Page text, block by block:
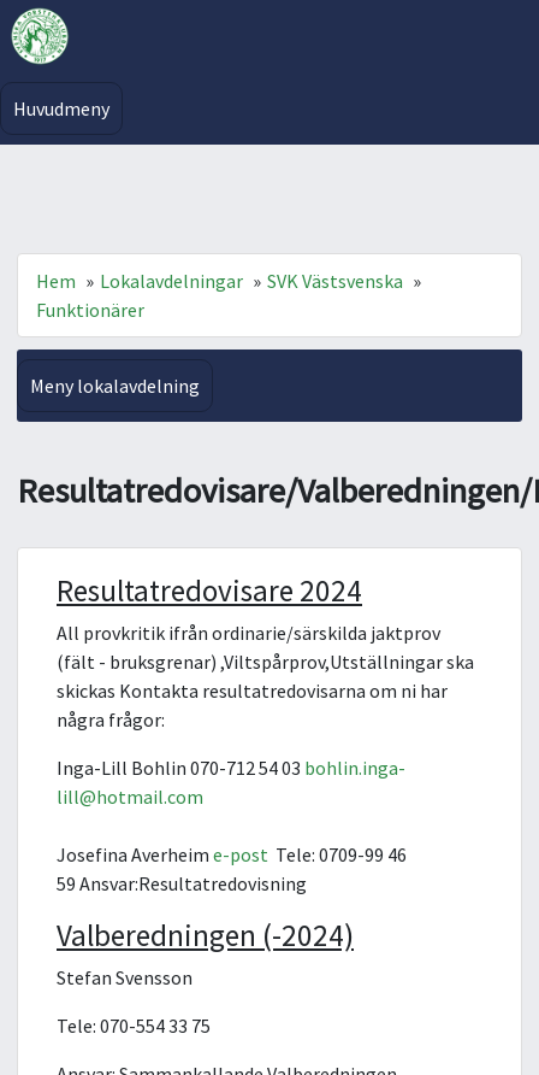
Huvudmeny
Hem » Lokalavdelningar » SVK Västsvenska »
Funktionärer
Meny lokalavdelning
Resultatredovisare/
Resultatredovisare 2024
All provkritik ifrån ordinarie/särskilda jaktprov
(fält - bruksgrenar) ,Viltspårprov,Utställningar ska
skickas Kontakta resultatredovisarna om ni har
några frågor:
Inga-Lill Bohlin 070-712 54 03 bohlin.inga-
lill@hotmail.com
Josefina Averheim e-post Tele: 0709-99 46
59 Ansvar:Resultatredovisning
Valberedningen (-2024)
Stefan Svensson
Tele: 070-554 33 75